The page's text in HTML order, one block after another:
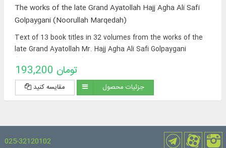
The works of the late Grand Ayatollah Hajj Agha Ali Safi
Golpaygani (Noorullah Marqedah)
Text of 13 book titles in 32 volumes from the works of the
late Grand Ayatollah Mr. Hajj Agha Ali Safi Golpaygani
Principles of Jurisprudence, Shariah rulings and rituals
193,200 تومان
مقایسه کنید جزئیات محصول
025-32120102